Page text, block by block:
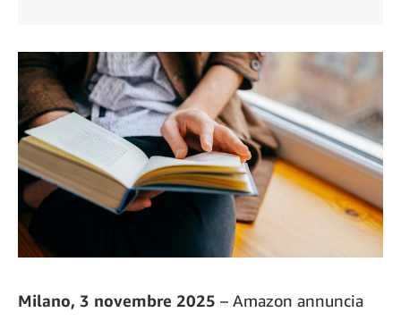
Milano, 3 novembre 2025 – Amazon annuncia